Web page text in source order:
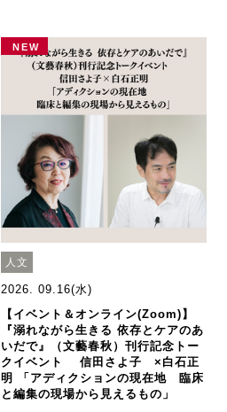
NEW
人文
2026. 09.16(水)
【イベント＆オンライン(Zoom)】
『溺れながら生きる 依存とケアのあ
いだで』（文藝春秋）刊行記念トー
クイベント 信田さよ子 ×白石正
明 「アディクションの現在地 臨床
と編集の現場から見えるもの」